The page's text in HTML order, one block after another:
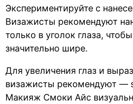
Экспериментируйте с
Визажисты рекомендуют
только в уголок глаза,
значительно шире.
Для увеличения глаз и
визажисты рекомендуют —
Макияж Смоки Айс